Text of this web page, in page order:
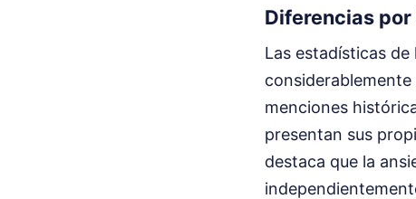
Diferencias por
Las estadísticas
menciones
presentan sus
destaca que la